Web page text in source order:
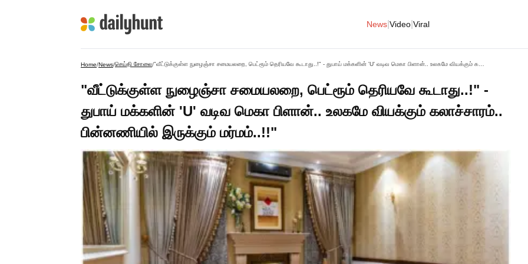
News Video Viral
Home/News/செய்தி சோலை/
"வீட்டுக்குள்ள நுழைஞ்சா சமையலறை, பெட்ரூம் தெரியவே கூடாது..!" -
துபாய் மக்களின் 'U' வடிவ மெகா பிளான்.. உலகமே வியக்கும் கலாச்சாரம்..
பின்னணியில் இருக்கும் மர்மம்..!!"